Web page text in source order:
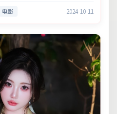
电影 2024-10-11